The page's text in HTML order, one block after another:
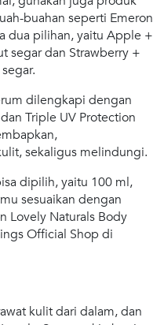
buahan seperti Emeron
dua pilihan, yaitu Apple +
segar dan Strawberry +
dilengkapi dengan
Triple UV Protection
sekaligus melindungi.
dipilih, yaitu 100 ml,
sesuaikan dengan
Lovely Naturals Body
Official Shop di
kulit dari dalam, dan